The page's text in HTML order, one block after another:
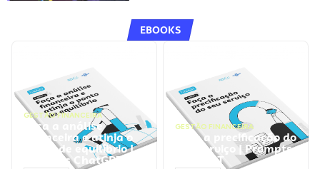
EBOOKS
GESTÃO FINANCEIRA
Faça a análise
financeira e atinja o
ponto de equilíbrio |
Prompts ChatGPT
GESTÃO FINANCEIRA
Faça a precificação do
seu serviço | Prompts
ChatGPT